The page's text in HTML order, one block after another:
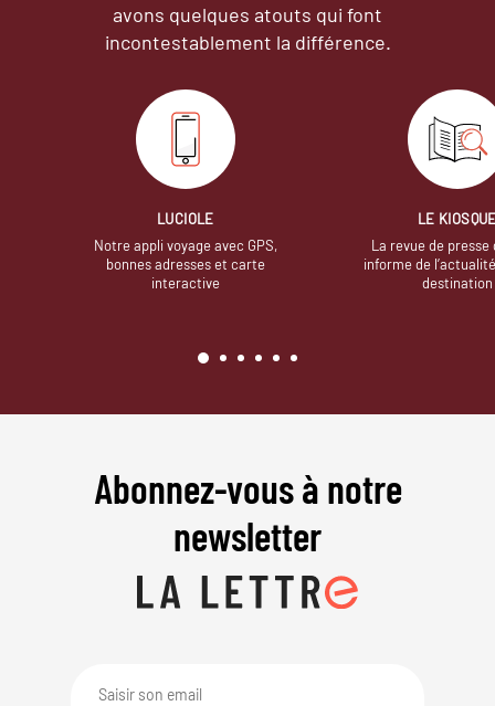
avons quelques atouts qui font
incontestablement la différence.
LUCIOLE
Notre appli voyage avec GPS,
bonnes adresses et carte
interactive
LE
La revue de presse
informe de
destination
Abonnez-vous à notre
newsletter